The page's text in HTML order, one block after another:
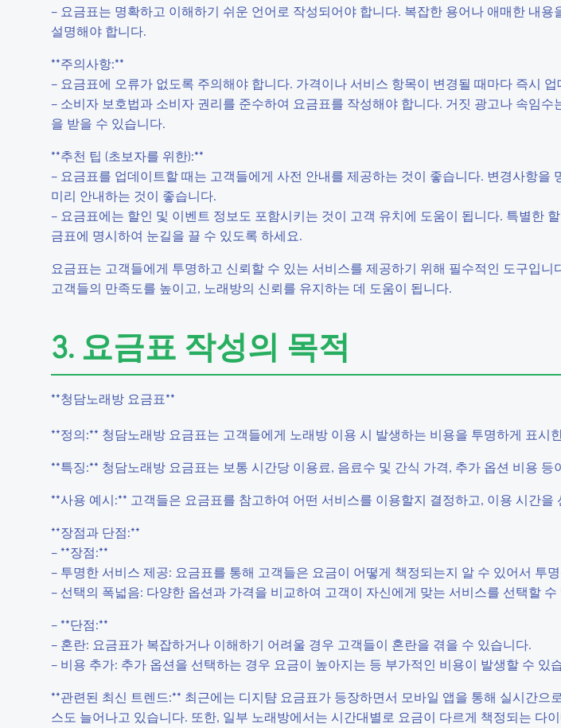
– 요금표는 명확하고 이해하기 쉬운 언어로 작성되어야 합니다. 복잡한 용어나 애매한 내
설명해야 합니다.
**주의사항:**
– 요금표에 오류가 없도록 주의해야 합니다. 가격이나 서비스 항목이 변경될 때마다 즉시
– 소비자 보호법과 소비자 권리를 준수하여 요금표를 작성해야 합니다. 거짓 광고나 속임수
을 받을 수 있습니다.
**추천 팁 (초보자를 위한):**
– 요금표를 업데이트할 때는 고객들에게 사전 안내를 제공하는 것이 좋습니다. 변경사항을
미리 안내하는 것이 좋습니다.
– 요금표에는 할인 및 이벤트 정보도 포함시키는 것이 고객 유치에 도움이 됩니다. 특별한
금표에 명시하여 눈길을 끌 수 있도록 하세요.
요금표는 고객들에게 투명하고 신뢰할 수 있는 서비스를 제공하기 위해 필수적인 도구입
고객들의 만족도를 높이고, 노래방의 신뢰를 유지하는 데 도움이 됩니다.
3. 요금표 작성의 목적
**청담노래방 요금표**
**정의:** 청담노래방 요금표는 고객들에게 노래방 이용 시 발생하는 비용을 투명하게 표시
**특징:** 청담노래방 요금표는 보통 시간당 이용료, 음료수 및 간식 가격, 추가 옵션 비용 등
**사용 예시:** 고객들은 요금표를 참고하여 어떤 서비스를 이용할지 결정하고, 이용 시간을
**장점과 단점:**
– **장점:**
– 투명한 서비스 제공: 요금표를 통해 고객들은 요금이 어떻게 책정되는지 알 수 있어서 투
– 선택의 폭넓음: 다양한 옵션과 가격을 비교하여 고객이 자신에게 맞는 서비스를 선택할 수
– **단점:**
– 혼란: 요금표가 복잡하거나 이해하기 어려울 경우 고객들이 혼란을 겪을 수 있습니다.
– 비용 추가: 추가 옵션을 선택하는 경우 요금이 높아지는 등 부가적인 비용이 발생할 수 있
**관련된 최신 트렌드:** 최근에는 디지턈 요금표가 등장하면서 모바일 앱을 통해 실시간으
스도 늘어나고 있습니다. 또한, 일부 노래방에서는 시간대별로 요금이 다르게 책정되는 다